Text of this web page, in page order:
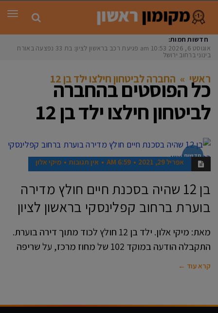
חדשות חמות:
אוגוסט 6, 2026
10:53 am פגיעת רכב בראשון לציון: בת 33 נפצעה באורח
בינוני ברחוב ירושלים
ראשי » החברה לביטחון חילצו ילד בן 12
כל הפוסטים בהחברה
לביטחון חילצו ילד בן 12
חדשות
אפריל 29, 2021 6:59 AM אין תגובות מיקי אלון
בן 12 שהיה בסכנת חיים חולץ מדירה
בוערת ברחוב קפלינסקי בראשון לציון
מאת: מיקי אלון. ילד בן 12 חולץ לכוד מתוך דירה בוערת.
התקבלה הודעה במוקד 102 של מחוז מרכז, על שריפה
קרא עוד ←